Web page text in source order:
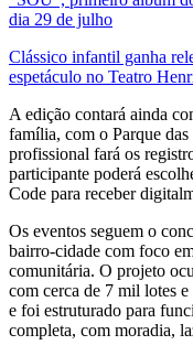
dia 29 de julho
Clássico infantil ganha
espetáculo no Teatro
A edição contará ainda
família, com o Parque
profissional fará os
participante poderá
Code para receber
Os eventos seguem o
bairro-cidade com foco
comunitária. O projeto
com cerca de 7 mil lotes
e foi estruturado para
completa, com moradia,